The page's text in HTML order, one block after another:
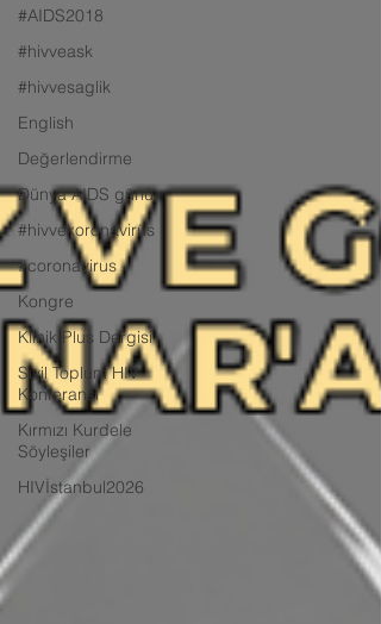
#AIDS2018
#hivveask
#hivvesaglik
English
Değerlendirme
Dünya AIDS günü
#hivvekoronavirüs
#coronavirus
Kongre
Klinik Plus Dergisi
Sivil Toplum HIV
Konferansı
Kırmızı Kurdele
Söyleşiler
HIVİstanbul2026